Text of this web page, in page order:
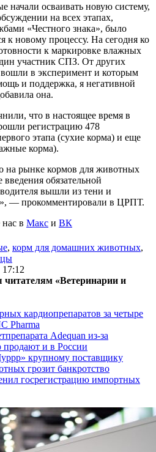
начали осваивать новую систему,
на всех этапах,
«Честного знака», было
к новому процессу. На сегодня ко
к маркировке влажных
участник СПЗ. От других
вошли в эксперимент и которым
и поддержка, я негативной
она.
что в настоящее время в
регистрацию 478
этапа (сухие корма) и еще
корма).
на рынке кормов для животных
обязательной
вышли из тени и
— прокомментировали в ЦРПТ.
в Макс и ВК
, корм для домашних животных,
17:12
читателям «Ветеринарии и
кардиопрепаратов за четыре
Pharma
Adequan из-за
и в России
крупному поставщику
грозит банкротство
госрегистрацию импортных